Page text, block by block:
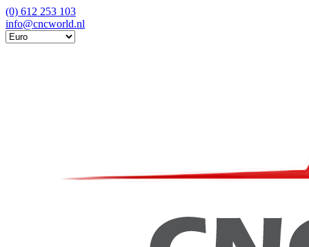
(0) 612 253 103
info@cncworld.nl